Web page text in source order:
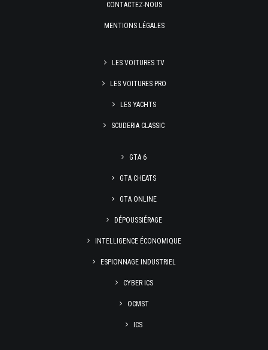
CONTACTEZ-NOUS
MENTIONS LÉGALES
LES VOITURES TV
LES VOITURES PRO
LES YACHTS
SCUDERIA CLASSIC
GTA 6
GTA CHEATS
GTA ONLINE
DÉPOUSSIÉRAGE
INTELLIGENCE ÉCONOMIQUE
ESPIONNAGE INDUSTRIEL
CYBER ICS
OCMST
ICS